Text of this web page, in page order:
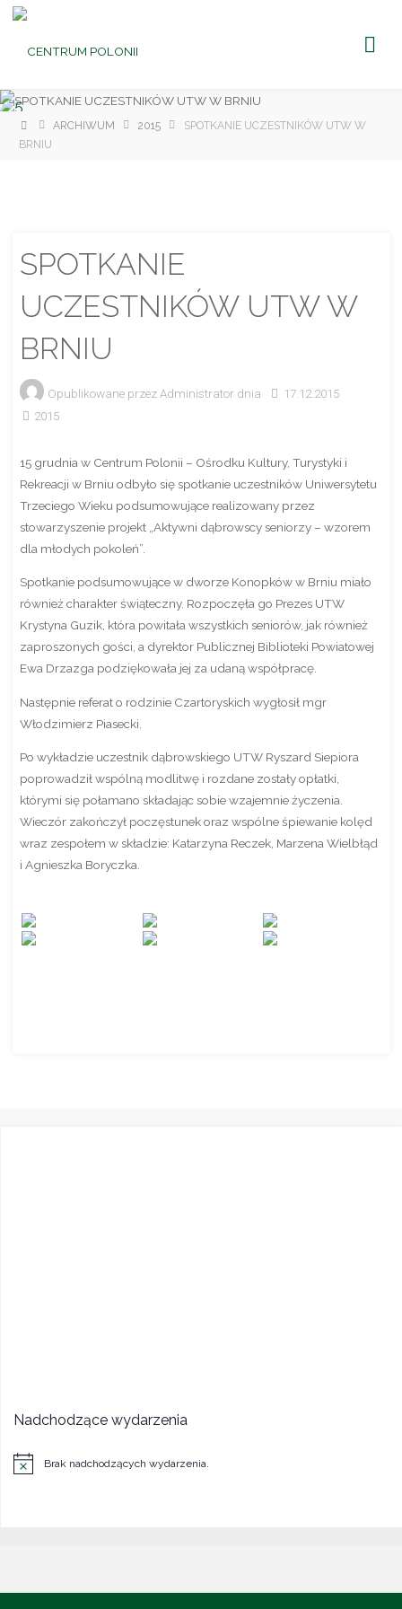
Rekreacji
Strona
główna
ARCHIWUM 2015
SPOTKANIE UCZESTNIKÓW UTW W
BRNIU
SPOTKANIE
UCZESTNIKÓW UTW W
BRNIU
Opublikowane przez Administrator dnia
17.12.2015
2015
15 grudnia w Centrum Polonii – Ośrodku Kultury, Turystyki i
Rekreacji w Brniu odbyło się spotkanie uczestników Uniwersytetu
Trzeciego Wieku podsumowujące realizowany przez
stowarzyszenie projekt „Aktywni dąbrowscy seniorzy – wzorem
dla młodych pokoleń”.
Spotkanie podsumowujące w dworze Konopków w Brniu miało
również charakter świąteczny. Rozpoczęła go Prezes UTW
Krystyna Guzik, która powitała wszystkich seniorów, jak również
zaproszonych gości, a dyrektor Publicznej Biblioteki Powiatowej
Ewa Drzazga podziękowała jej za udaną współpracę.
Następnie referat o rodzinie Czartoryskich wygłosił mgr
Włodzimierz Piasecki.
Po wykładzie uczestnik dąbrowskiego UTW Ryszard Siepiora
poprowadził wspólną modlitwę i rozdane zostały opłatki,
którymi się połamano składając sobie wzajemnie życzenia.
Wieczór zakończył poczęstunek oraz wspólne śpiewanie kolęd
wraz zespołem w składzie: Katarzyna Reczek, Marzena Wielbłąd
i Agnieszka Boryczka.
Nadchodzące wydarzenia
Powiadomienie
Brak nadchodzących wydarzenia.